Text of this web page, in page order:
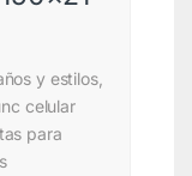
y estilos,
celular
para